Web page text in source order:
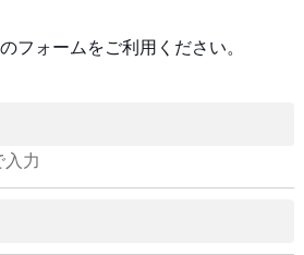
フォームをご利用ください。
入力